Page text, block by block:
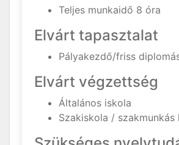
Teljes munkaidő 8 óra
Elvárt tapasztalat
Pályakezdő/friss
Elvárt végzettség
Általános iskola
Szakiskola / szakmunkás